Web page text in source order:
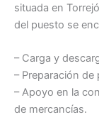
situada en
del puesto se
– Carga y
– Preparación de
– Apoyo en la
de mercancías.